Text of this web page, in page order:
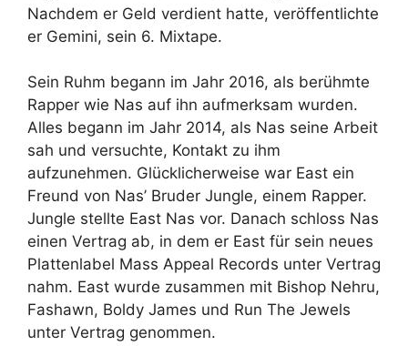
Nachdem er Geld verdient hatte, veröffentlichte
er Gemini, sein 6. Mixtape.
Sein Ruhm begann im Jahr 2016, als berühmte
Rapper wie Nas auf ihn aufmerksam wurden.
Alles begann im Jahr 2014, als Nas seine Arbeit
sah und versuchte, Kontakt zu ihm
aufzunehmen. Glücklicherweise war East ein
Freund von Nas’ Bruder Jungle, einem Rapper.
Jungle stellte East Nas vor. Danach schloss Nas
einen Vertrag ab, in dem er East für sein neues
Plattenlabel Mass Appeal Records unter Vertrag
nahm. East wurde zusammen mit Bishop Nehru,
Fashawn, Boldy James und Run The Jewels
unter Vertrag genommen.